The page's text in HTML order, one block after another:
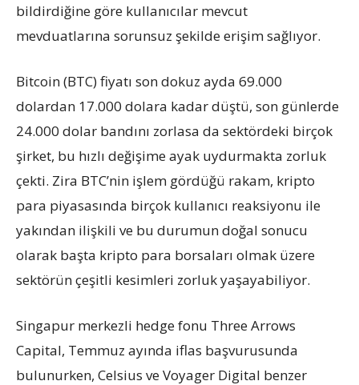
bildirdiğine göre kullanıcılar mevcut
mevduatlarına sorunsuz şekilde erişim sağlıyor.
Bitcoin (BTC) fiyatı son dokuz ayda 69.000
dolardan 17.000 dolara kadar düştü, son günlerde
24.000 dolar bandını zorlasa da sektördeki birçok
şirket, bu hızlı değişime ayak uydurmakta zorluk
çekti. Zira BTC’nin işlem gördüğü rakam, kripto
para piyasasında birçok kullanıcı reaksiyonu ile
yakından ilişkili ve bu durumun doğal sonucu
olarak başta kripto para borsaları olmak üzere
sektörün çeşitli kesimleri zorluk yaşayabiliyor.
Singapur merkezli hedge fonu Three Arrows
Capital, Temmuz ayında iflas başvurusunda
bulunurken, Celsius ve Voyager Digital benzer